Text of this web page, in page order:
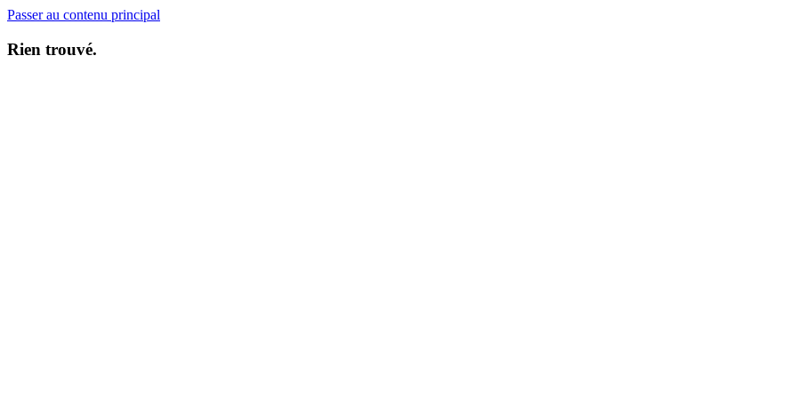
Passer au contenu principal
Rien trouvé.